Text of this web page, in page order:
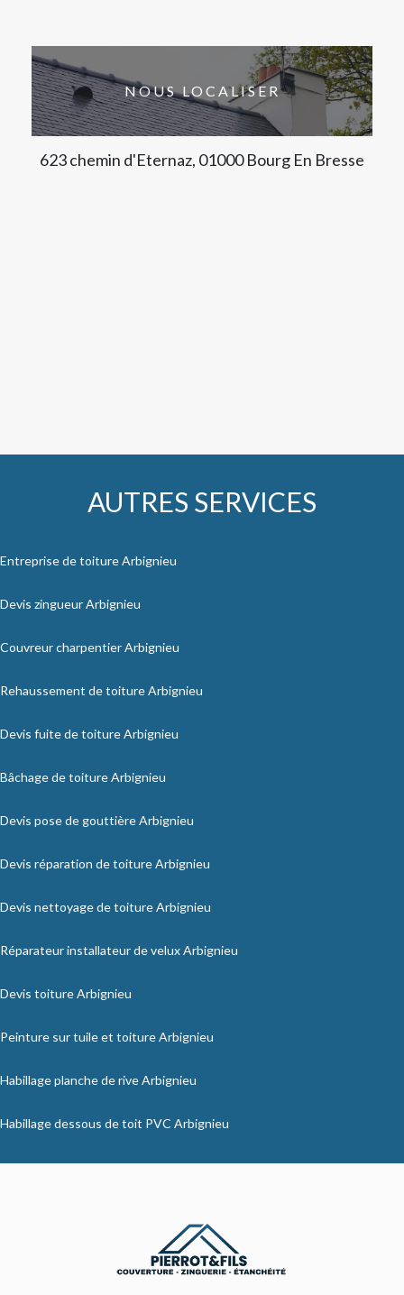
NOUS LOCALISER
623 chemin d'Eternaz, 01000 Bourg En Bresse
AUTRES SERVICES
Entreprise de toiture Arbignieu
Devis zingueur Arbignieu
Couvreur charpentier Arbignieu
Rehaussement de toiture Arbignieu
Devis fuite de toiture Arbignieu
Bâchage de toiture Arbignieu
Devis pose de gouttière Arbignieu
Devis réparation de toiture Arbignieu
Devis nettoyage de toiture Arbignieu
Réparateur installateur de velux Arbignieu
Devis toiture Arbignieu
Peinture sur tuile et toiture Arbignieu
Habillage planche de rive Arbignieu
Habillage dessous de toit PVC Arbignieu